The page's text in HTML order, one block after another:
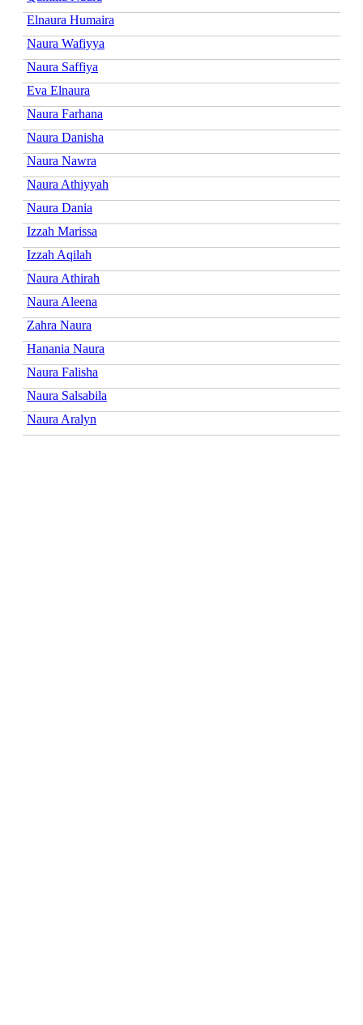
Elnaura Humaira
Naura Wafiyya
Naura Saffiya
Eva Elnaura
Naura Farhana
Naura Danisha
Naura Nawra
Naura Athiyyah
Naura Dania
Izzah Marissa
Izzah Aqilah
Naura Athirah
Naura Aleena
Zahra Naura
Hanania Naura
Naura Falisha
Naura Salsabila
Naura Aralyn